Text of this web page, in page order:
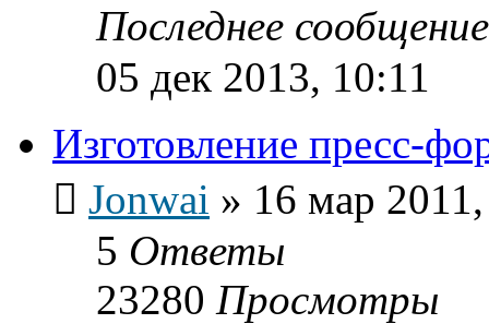
Последнее
05 дек 2013, 10:11
Изготовление пресс-
Jonwai » 16 мар
5 Ответы
23280 Просмотры